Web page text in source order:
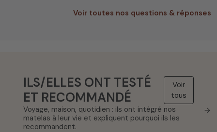
Voir toutes nos questions & réponses
ILS/ELLES ONT TESTÉ
ET RECOMMANDÉ
Voir
tous
→
Voyage, maison, quotidien : ils ont intégré nos
matelas à leur vie et expliquent pourquoi ils les
recommandent.